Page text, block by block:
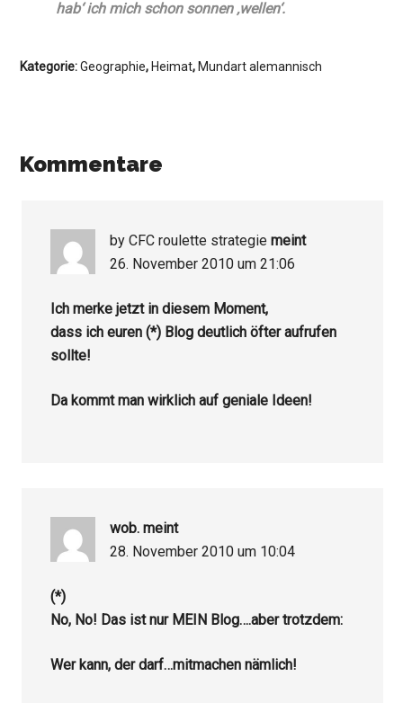
hab‘ ich mich schon sonnen ‚wellen‘.
Kategorie:Geographie, Heimat, Mundart alemannisch
Kommentare
by CFC roulette strategie meint
26. November 2010 um 21:06
Ich merke jetzt in diesem Moment,
dass ich euren (*) Blog deutlich öfter aufrufen
sollte!
Da kommt man wirklich auf geniale Ideen!
wob. meint
28. November 2010 um 10:04
(*)
No, No! Das ist nur MEIN Blog….aber trotzdem:
Wer kann, der darf…mitmachen nämlich!